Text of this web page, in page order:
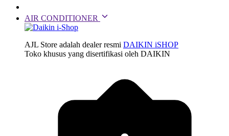
AIR CONDITIONER
AJL Store adalah dealer resmi DAIKIN iSHOP
Toko khusus yang disertifikasi oleh DAIKIN